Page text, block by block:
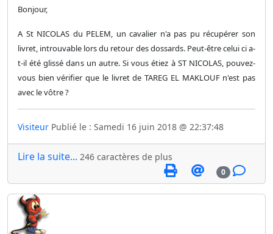
Bonjour,
A St NICOLAS du PELEM, un cavalier n'a pas pu récupérer son
livret, introuvable lors du retour des dossards. Peut-être celui ci a-
t-il été glissé dans un autre. Si vous étiez à ST NICOLAS, pouvez-
vous bien vérifier que le livret de TAREG EL MAKLOUF n'est pas
avec le vôtre ?
Visiteur Publié le : Samedi 16 juin 2018 @ 22:37:48
Lire la suite... 246 caractères de plus
0